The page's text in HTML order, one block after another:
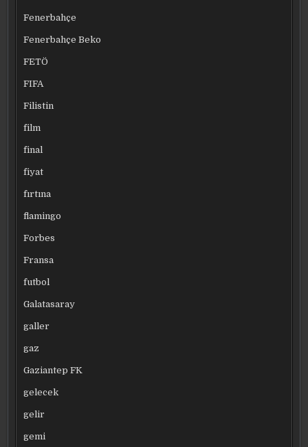
Fenerbahçe
Fenerbahçe Beko
FETÖ
FIFA
Filistin
film
final
fiyat
fırtına
flamingo
Forbes
Fransa
futbol
Galatasaray
galler
gaz
Gaziantep FK
gelecek
gelir
gemi